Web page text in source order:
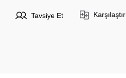
Tavsiye Et Karşılaştır